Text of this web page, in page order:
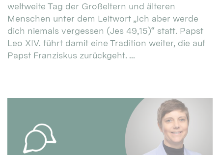
weltweite Tag der Großeltern und älteren
Menschen unter dem Leitwort „Ich aber werde
dich niemals vergessen (Jes 49,15)“ statt. Papst
Leo XIV. führt damit eine Tradition weiter, die auf
Papst Franziskus zurückgeht. ...